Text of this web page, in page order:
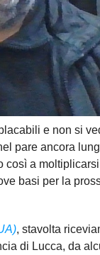
e non si
pare ancora
così a
basi per la
, stavolta
di Lucca, da